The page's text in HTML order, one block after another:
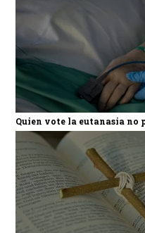
Quien vote la eutanasia no